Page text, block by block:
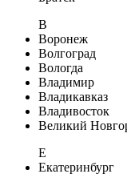
В
Воронеж
Волгоград
Вологда
Владимир
Владикавказ
Владивосток
Великий
Е
Екатеринбург